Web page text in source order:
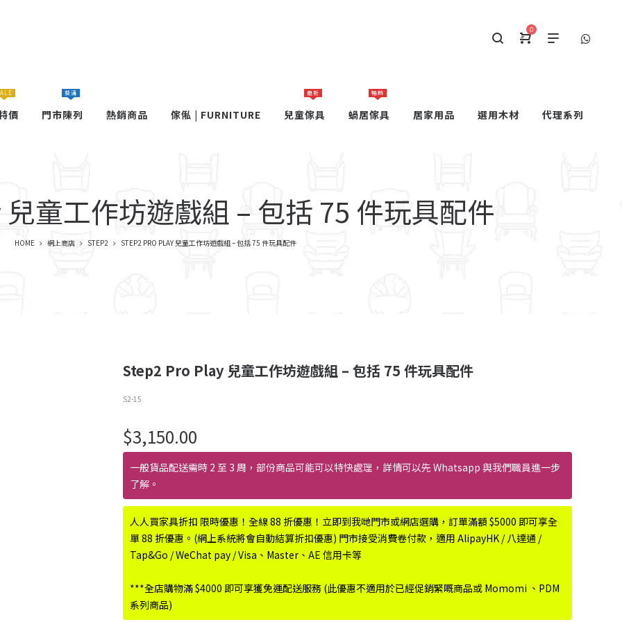
0
價 門市陳列
葵涌
熱銷商品 傢俬 | FURNITURE 兒童傢具
最新
蝸居傢具
暢銷
居家用品 選用木材 代理系列
童工作坊遊戲組 – 包括 75 件玩具配件
HOME 網上商店 STEP2 STEP2 PRO PLAY 兒童工作坊遊戲組 – 包括 75 件玩具配件
Step2 Pro Play 兒童工作坊遊戲組 – 包括 75 件玩具配件
S2-15
$3,150.00
一般貨品配送需時 2 至 3 周，部份商品可能可以特快處理，詳情可以先 Whatsapp 與我們職員進一步
了解。
人人買家具折扣 限時優惠！全線 88 折優惠！立即到我哋門市或網店選購，訂單滿額 $5000 即可享全
單 88 折優惠。(網上系統將會自動結算折扣優惠) 門市接受消費卷付款，適用 AlipayHK / 八達通 /
Tap&Go / WeChat pay / Visa、Master、AE 信用卡等
***全店購物滿 $4000 即可享獲免運配送服務 (此優惠不適用於已經促銷緊嘅商品或 Momomi 、PDM
系列商品)